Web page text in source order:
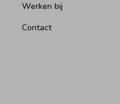
Werken bij
Contact